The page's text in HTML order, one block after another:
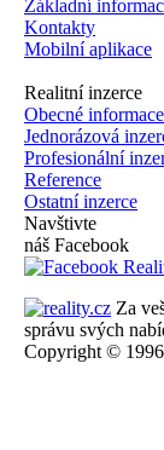
Základní
Kontakty
Mobilní aplikace
Realitní inzerce
Obecné informace
Jednorázová
Profesionální
Reference
Ostatní inzerce
Navštivte
náš Facebook
Za
správu svých
Copyright ©